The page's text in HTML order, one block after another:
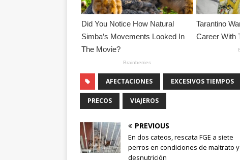
AFECTACIONES EXCESIVOS TIEMPOS
PRECOS VIAJEROS
PREVIOUS
En dos cateos, rescata FGE a siete
perros en condiciones de maltrato y
desnutrición